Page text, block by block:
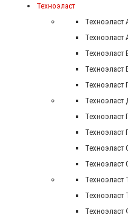
Техноэласт
Техноэласт
Техноэласт
Техноэласт
Техноэласт
Техноэласт
Техноэласт
Техноэласт
Техноэласт
Техноэласт
Техноэласт
Техноэласт
Техноэласт
Техноэласт